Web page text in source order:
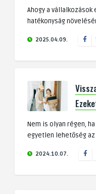
Ahogy a vállalkozások
hatékonyság
2025.04.09.
Nem is olyan régen,
egyetlen lehetőség az
2024.10.07.